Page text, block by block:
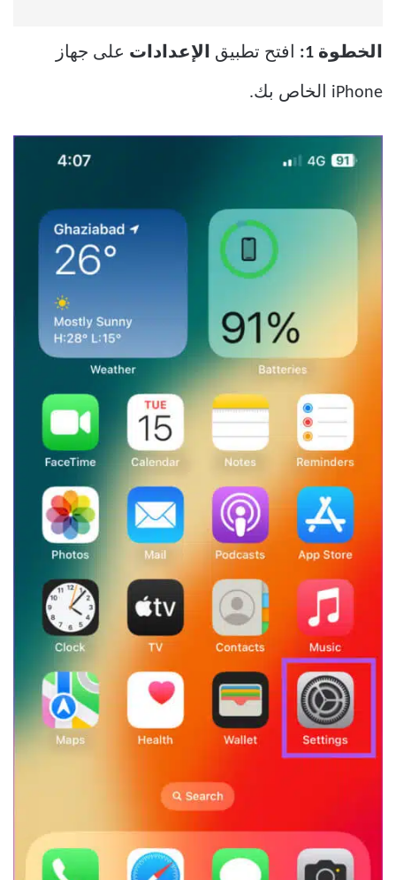
الخطوة 1: افتح تطبيق الإعدادات على جهاز
iPhone الخاص بك.